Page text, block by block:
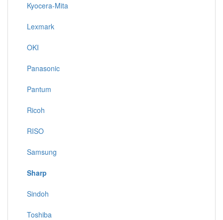
Kyocera-Mita
Lexmark
OKI
Panasonic
Pantum
Ricoh
RISO
Samsung
Sharp
Sindoh
Toshiba